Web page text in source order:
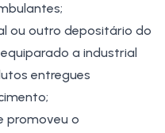
ou outro depositário do
a industrial
entregues
promoveu o